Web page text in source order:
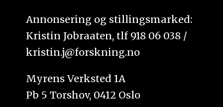
Annonsering og stillingsmarked:
Kristin Jobraaten, tlf 918 06 038 /
kristin.j@forskning.no
Myrens Verksted 1A
Pb 5 Torshov, 0412 Oslo